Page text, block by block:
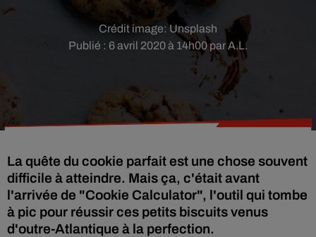
Publié : 6 avril 2020 à 14h00 par A.L.
Crédit image:Unsplash
La quête du cookie parfait est une chose souvent
difficile à atteindre. Mais ça, c'était avant
l'arrivée de "Cookie Calculator", l'outil qui tombe
à pic pour réussir ces petits biscuits venus
d'outre-Atlantique à la perfection.